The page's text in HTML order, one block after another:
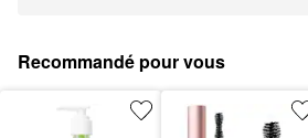
Recommandé pour vous